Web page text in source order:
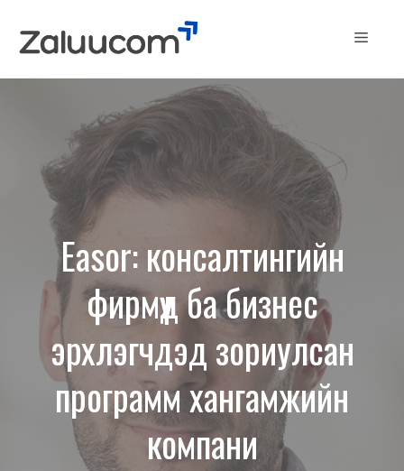
Menu
Easor: консалтингийн
фирмүүд ба бизнес
эрхлэгчдэд зориулсан
программ хангамжийн
компани